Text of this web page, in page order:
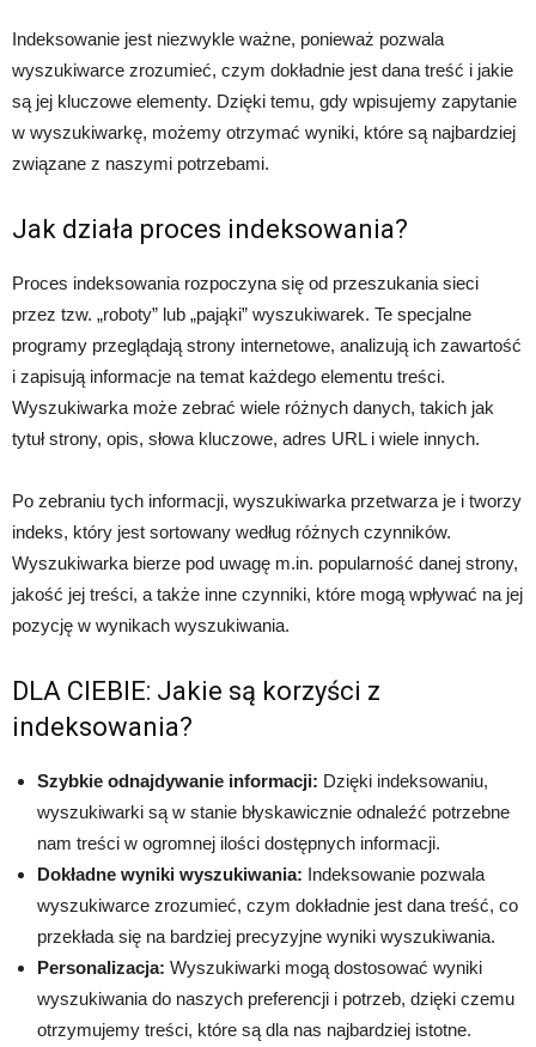
Indeksowanie jest niezwykle ważne, ponieważ pozwala
wyszukiwarce zrozumieć, czym dokładnie jest dana treść i jakie
są jej kluczowe elementy. Dzięki temu, gdy wpisujemy zapytanie
w wyszukiwarkę, możemy otrzymać wyniki, które są najbardziej
związane z naszymi potrzebami.
Jak działa proces indeksowania?
Proces indeksowania rozpoczyna się od przeszukania sieci
przez tzw. „roboty” lub „pająki” wyszukiwarek. Te specjalne
programy przeglądają strony internetowe, analizują ich zawartość
i zapisują informacje na temat każdego elementu treści.
Wyszukiwarka może zebrać wiele różnych danych, takich jak
tytuł strony, opis, słowa kluczowe, adres URL i wiele innych.
Po zebraniu tych informacji, wyszukiwarka przetwarza je i tworzy
indeks, który jest sortowany według różnych czynników.
Wyszukiwarka bierze pod uwagę m.in. popularność danej strony,
jakość jej treści, a także inne czynniki, które mogą wpływać na jej
pozycję w wynikach wyszukiwania.
DLA CIEBIE: Jakie są korzyści z
indeksowania?
Szybkie odnajdywanie informacji: Dzięki indeksowaniu,
wyszukiwarki są w stanie błyskawicznie odnaleźć potrzebne
nam treści w ogromnej ilości dostępnych informacji.
Dokładne wyniki wyszukiwania: Indeksowanie pozwala
wyszukiwarce zrozumieć, czym dokładnie jest dana treść, co
przekłada się na bardziej precyzyjne wyniki wyszukiwania.
Personalizacja: Wyszukiwarki mogą dostosować wyniki
wyszukiwania do naszych preferencji i potrzeb, dzięki czemu
otrzymujemy treści, które są dla nas najbardziej istotne.